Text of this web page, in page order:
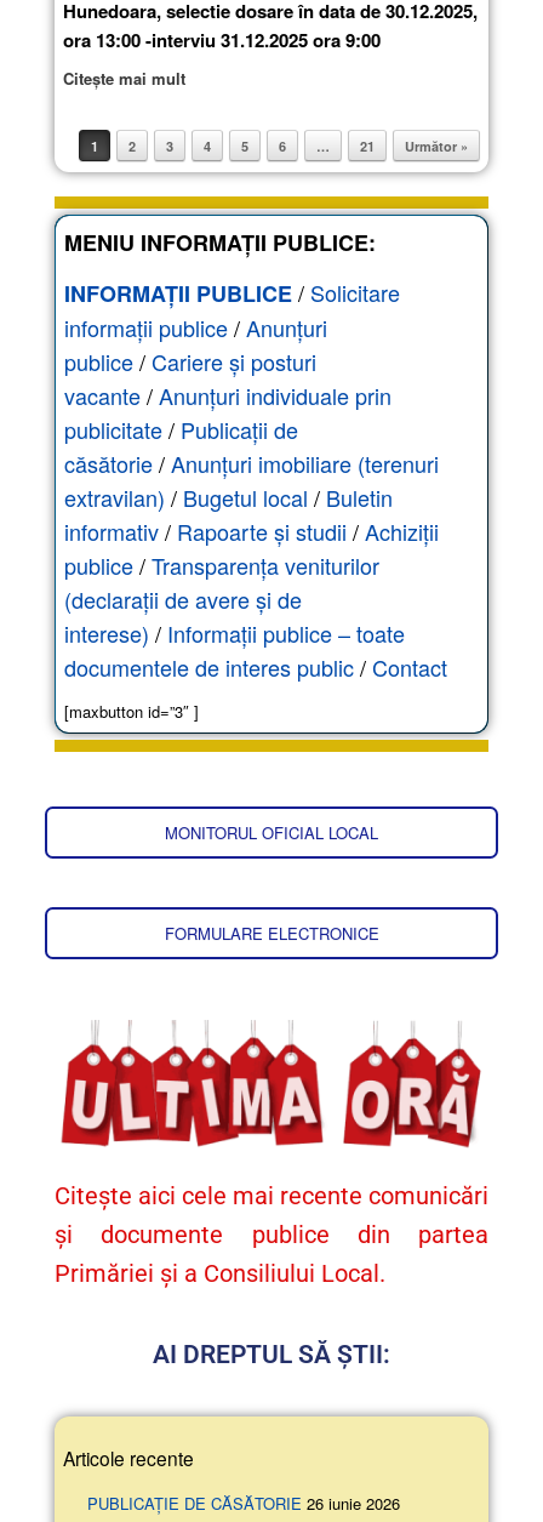
Hunedoara, selectie dosare în data de 30.12.2025,
ora 13:00 -interviu 31.12.2025 ora 9:00
Citește mai mult
Post navigation
1 2 3 4 5 6 … 21 Următor »
MENIU INFORMAȚII PUBLICE:
INFORMAȚII PUBLICE/ Solicitare
informații publice/Anunțuri
publice/Cariere și posturi
vacante/Anunțuri individuale prin
publicitate/ Publicații de
căsătorie/Anunțuri imobiliare (terenuri
extravilan) / Bugetul local / Buletin
informativ/ Rapoarte și studii /Achiziții
publice/Transparența veniturilor
(declarații de avere și de
interese) / Informații publice – toate
documentele de interes public/Contact
[maxbutton id=”3″ ]
MONITORUL OFICIAL LOCAL
FORMULARE ELECTRONICE
Citește aici cele mai recente comunicări
și documente publice din partea
Primăriei și a Consiliului Local.
AI DREPTUL SĂ ȘTII:
Articole recente
PUBLICAȚIE DE CĂSĂTORIE 26 iunie 2026